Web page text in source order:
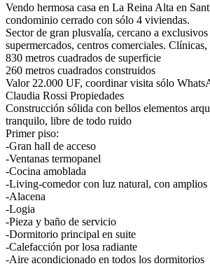
Vendo hermosa casa en La Reina Alta en
condominio cerrado con sólo 4 viviendas.
Sector de gran plusvalía, cercano a
supermercados, centros comerciales.
830 metros cuadrados de superficie
260 metros cuadrados construidos
Valor 22.000 UF, coordinar visita sólo
Claudia Rossi Propiedades
Construcción sólida con bellos elementos
tranquilo, libre de todo ruido
Primer piso:
-Gran hall de acceso
-Ventanas termopanel
-Cocina amoblada
-Living-comedor con luz natural, con amplios
-Alacena
-Logia
-Pieza y baño de servicio
-Dormitorio principal en suite
-Calefacción por losa radiante
-Aire acondicionado en todos los dormitorios